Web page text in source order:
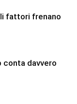
fattori frenano
conta davvero